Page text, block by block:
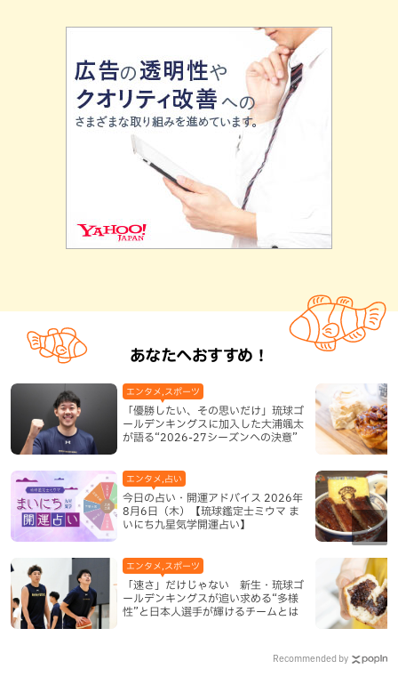
あなたへおすすめ！
「優勝したい、その思いだけ」琉球ゴ
ールデンキングスに加入した大浦颯太
が語る“2026-27シーズンへの決意”
エンタメ,スポーツ
今日の占い・開運アドバイス 2026年
8月6日（木）【琉球鑑定士ミウマ ま
いにち九星気学開運占い】
エンタメ,占い
「速さ」だけじゃない 新生・琉球ゴ
ールデンキングスが追い求める“多様
性”と日本人選手が輝けるチームとは
エンタメ,スポーツ
Recommended by